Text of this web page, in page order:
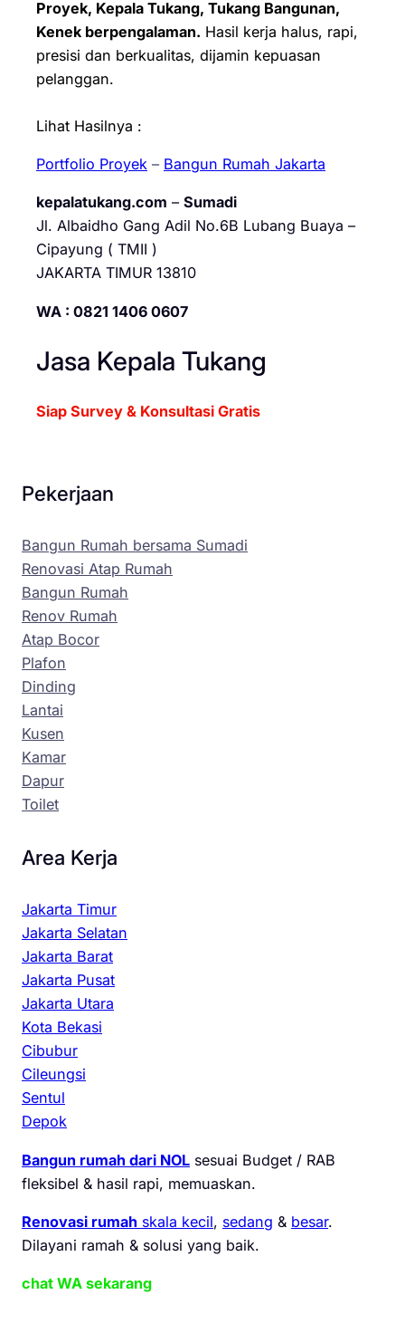
Proyek, Kepala Tukang, Tukang Bangunan,
Kenek berpengalaman. Hasil kerja halus, rapi,
presisi dan berkualitas, dijamin kepuasan
pelanggan.
Lihat Hasilnya :
Portfolio Proyek – Bangun Rumah Jakarta
kepalatukang.com – Sumadi
Jl. Albaidho Gang Adil No.6B Lubang Buaya –
Cipayung ( TMII )
JAKARTA TIMUR 13810
WA : 0821 1406 0607
Jasa Kepala Tukang
Siap Survey & Konsultasi Gratis
Pekerjaan
Bangun Rumah bersama Sumadi
Renovasi Atap Rumah
Bangun Rumah
Renov Rumah
Atap Bocor
Plafon
Dinding
Lantai
Kusen
Kamar
Dapur
Toilet
Area Kerja
Jakarta Timur
Jakarta Selatan
Jakarta Barat
Jakarta Pusat
Jakarta Utara
Kota Bekasi
Cibubur
Cileungsi
Sentul
Depok
Bangun rumah dari NOL sesuai Budget / RAB
fleksibel & hasil rapi, memuaskan.
Renovasi rumah skala kecil, sedang & besar.
Dilayani ramah & solusi yang baik.
chat WA sekarang